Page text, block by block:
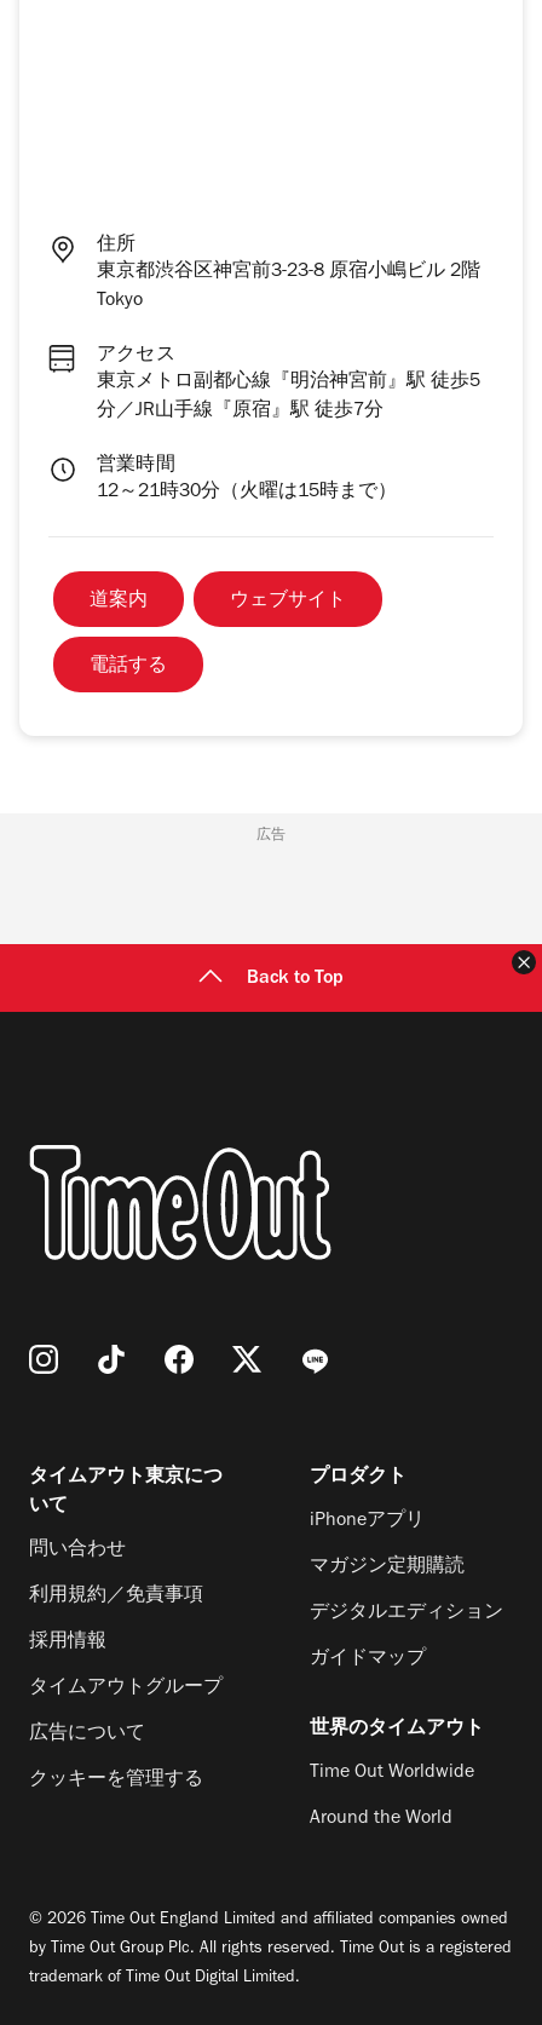
住所
東京都渋谷区神宮前3-23-8 原宿小嶋ビル 2階
Tokyo
アクセス
東京メトロ副都心線『明治神宮前』駅 徒歩5
分／JR山手線『原宿』駅 徒歩7分
営業時間
12～21時30分（火曜は15時まで）
道案内 ウェブサイト
電話する
広告
Back to Top
タイムアウト東京につ
いて
問い合わせ
利用規約／免責事項
採用情報
タイムアウトグループ
広告について
クッキーを管理する
プロダクト
iPhoneアプリ
マガジン定期購読
デジタルエディション
ガイドマップ
世界のタイムアウト
Time Out Worldwide
Around the World
© 2026 Time Out England Limited and affiliated companies owned
by Time Out Group Plc. All rights reserved. Time Out is a registered
trademark of Time Out Digital Limited.